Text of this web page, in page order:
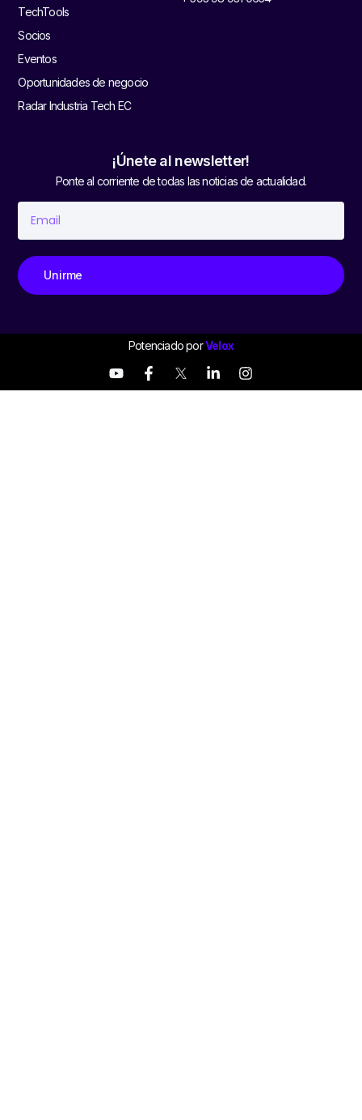
TechTools
Socios
Eventos
Oportunidades de negocio
Radar Industria Tech EC
¡Únete al newsletter!
Ponte al corriente de todas las noticias de actualidad.
Unirme
Potenciado porVelox